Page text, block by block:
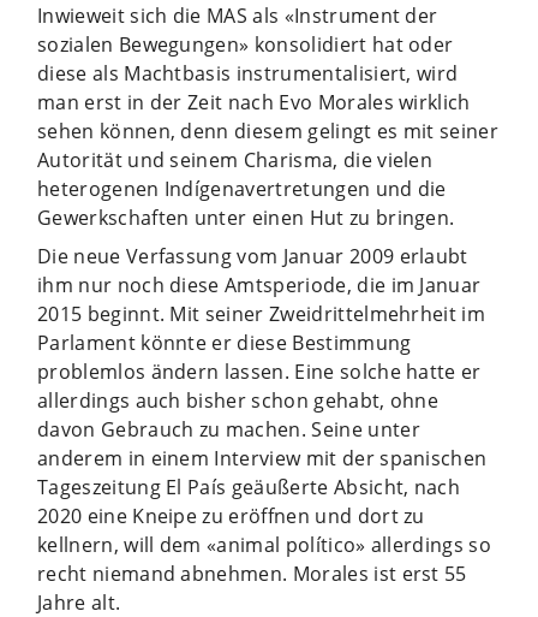
Inwieweit sich die MAS als «Instrument der
sozialen Bewegungen» konsolidiert hat oder
diese als Machtbasis instrumentalisiert, wird
man erst in der Zeit nach Evo Morales wirklich
sehen können, denn diesem gelingt es mit seiner
Autorität und seinem Charisma, die vielen
heterogenen Indígenavertretungen und die
Gewerkschaften unter einen Hut zu bringen.
Die neue Verfassung vom Januar 2009 erlaubt
ihm nur noch diese Amtsperiode, die im Januar
2015 beginnt. Mit seiner Zweidrittelmehrheit im
Parlament könnte er diese Bestimmung
problemlos ändern lassen. Eine solche hatte er
allerdings auch bisher schon gehabt, ohne
davon Gebrauch zu machen. Seine unter
anderem in einem Interview mit der spanischen
Tageszeitung El País geäußerte Absicht, nach
2020 eine Kneipe zu eröffnen und dort zu
kellnern, will dem «animal político» allerdings so
recht niemand abnehmen. Morales ist erst 55
Jahre alt.